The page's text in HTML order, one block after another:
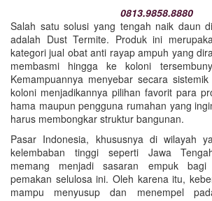
0813.9858.8880
Salah satu solusi yang tengah naik daun
adalah Dust Termite. Produk ini
kategori jual obat anti rayap ampuh yang
membasmi hingga ke koloni
Kemampuannya menyebar secara
koloni menjadikannya pilihan favorit para
hama maupun pengguna rumahan yang
harus membongkar struktur bangunan.
Pasar Indonesia, khususnya di wilayah
kelembaban tinggi seperti Jawa
memang menjadi sasaran empuk bagi
pemakan selulosa ini. Oleh karena itu,
mampu menyusup dan menempel